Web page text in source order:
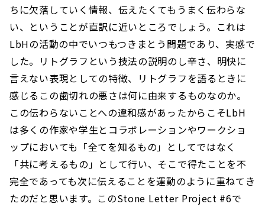
ちに欠落していく情報、伝えたくてもうまく伝わらな
い、ということが直訳に近いところでしょう。これは
LbHの活動の中でいつもつきまとう問題であり、実感で
した。リトグラフという技法の説明のし辛さ、明快に
言えない表現としての特徴、リトグラフを語るときに
感じるこの歯切れの悪さは何に由来するものなのか。
この伝わらないことへの違和感があったからこそLbH
は多くの作家や学生とコラボレーションやワークショ
ップにおいても「全てを知るもの」としてではなく
「共に考えるもの」として行い、そこで得たことを不
完全であっても次に伝えることを運動のように重ねてき
たのだと思います。このStone Letter Project #6で